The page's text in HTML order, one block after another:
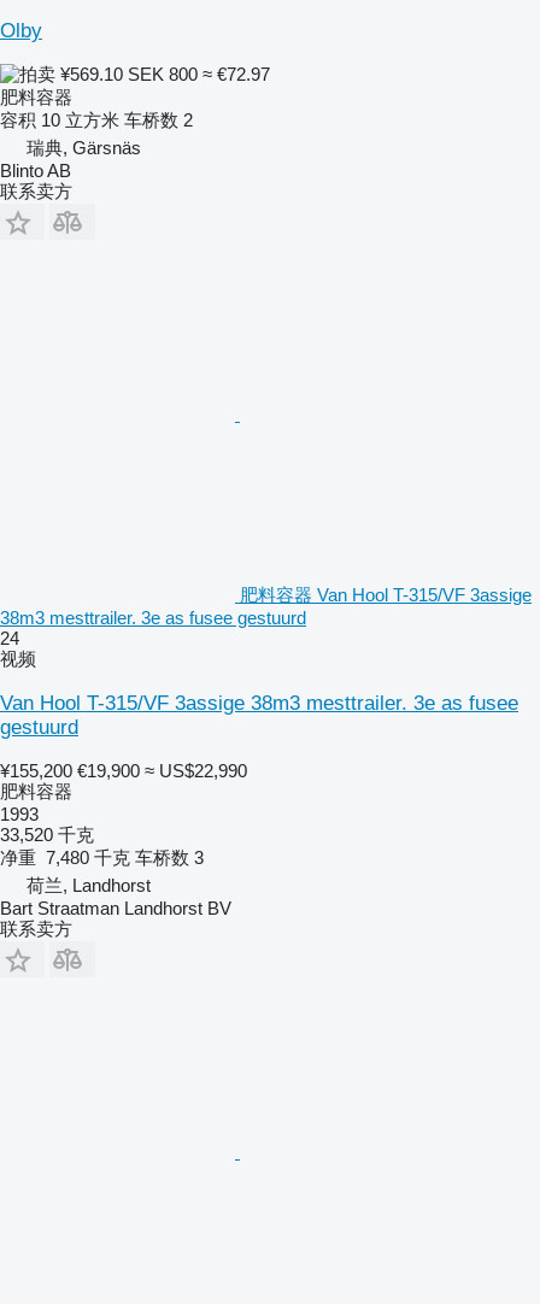
Olby
¥569.10 SEK 800 ≈ €72.97
肥料容器
容积 10 立方米 车桥数 2
瑞典, Gärsnäs
Blinto AB
联系卖方
肥料容器 Van Hool T-315/VF 3assige
38m3 mesttrailer. 3e as fusee gestuurd
24
视频
Van Hool T-315/VF 3assige 38m3 mesttrailer. 3e as fusee
gestuurd
¥155,200 €19,900 ≈ US$22,990
肥料容器
1993
33,520 千克
净重 7,480 千克 车桥数 3
荷兰, Landhorst
Bart Straatman Landhorst BV
联系卖方